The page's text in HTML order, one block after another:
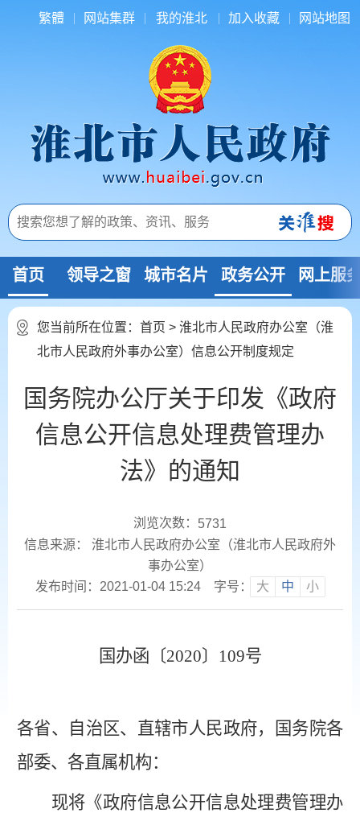
繁體 网站集群 我的淮北 加入收藏 网站地图
首页 领导之窗 城市名片 政务公开 网上服
您当前所在位置： 首页 > 淮北市人民政府办公室（淮
北市人民政府外事办公室）信息公开制度规定
国务院办公厅关于印发《政府
信息公开信息处理费管理办
法》的通知
浏览次数： 5731
信息来源： 淮北市人民政府办公室（淮北市人民政府外
事办公室）
发布时间：2021-01-04 15:24
字号： 大 中 小
国办函〔2020〕109号
各省、自治区、直辖市人民政府，国务院各
部委、各直属机构：
现将《政府信息公开信息处理费管理办